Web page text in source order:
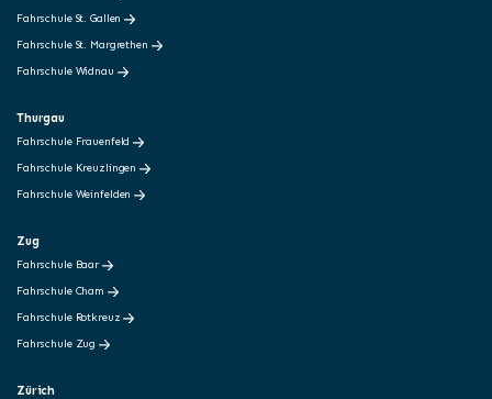
Fahrschule St. Gallen
Fahrschule St. Margrethen
Fahrschule Widnau
Thurgau
Fahrschule Frauenfeld
Fahrschule Kreuzlingen
Fahrschule Weinfelden
Zug
Fahrschule Baar
Fahrschule Cham
Fahrschule Rotkreuz
Fahrschule Zug
Zürich